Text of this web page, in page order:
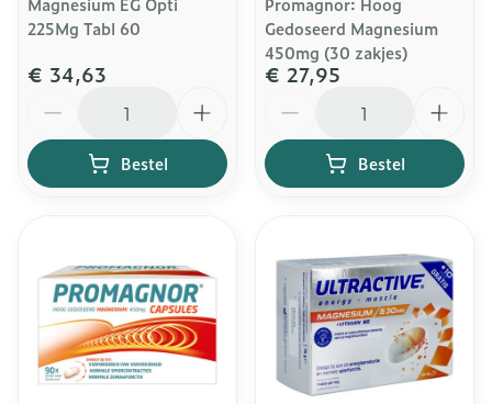
225Mg Tabl 60
€ 34,63
Bestel
Gedoseerd Magnesium
450mg (30 zakjes)
€ 27,95
Bestel